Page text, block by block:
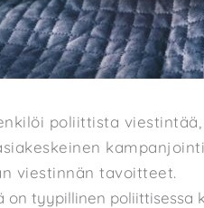
poliittista
viestinnän tavoitteet.
on tyypillinen poliittisessa